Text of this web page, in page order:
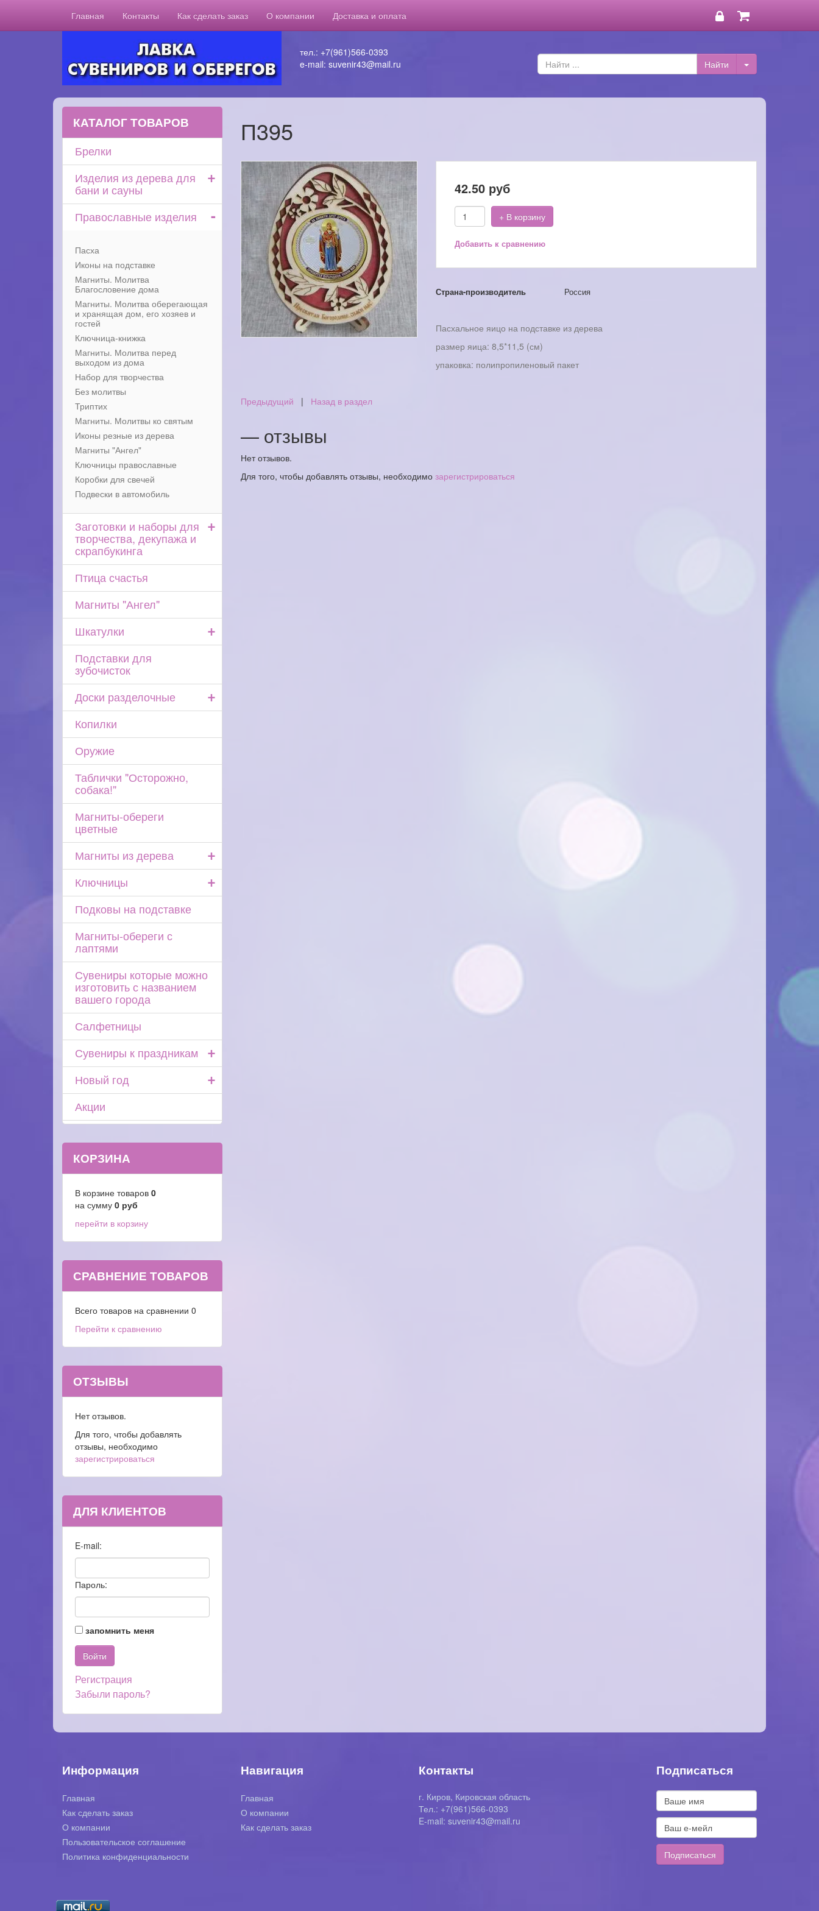
Главная Контакты Как сделать заказ О компании Доставка и оплата
тел.: +7(961)566-0393
e-mail: suvenir43@mail.ru
П395
42.50руб
+ В корзину
Добавить к сравнению
Страна-производитель Россия
Пасхальное яицо на подставке из дерева
размер яица: 8,5*11,5 (см)
упаковка: полипропиленовый пакет
Предыдущий | Назад в раздел
— отзывы
Нет отзывов.
Для того, чтобы добавлять отзывы, необходимо зарегистрироваться
КАТАЛОГ ТОВАРОВ
Брелки
+
Изделия из дерева для
бани и сауны
-
Православные изделия
Пасха
Иконы на подставке
Магниты. Молитва
Благословение дома
Магниты. Молитва оберегающая
и хранящая дом, его хозяев и
гостей
Ключница-книжка
Магниты. Молитва перед
выходом из дома
Набор для творчества
Без молитвы
Триптих
Магниты. Молитвы ко святым
Иконы резные из дерева
Магниты "Ангел"
Ключницы православные
Коробки для свечей
Подвески в автомобиль
+
Заготовки и наборы для
творчества, декупажа и
скрапбукинга
Птица счастья
Магниты "Ангел"
+
Шкатулки
Подставки для
зубочисток
+
Доски разделочные
Копилки
Оружие
Таблички "Осторожно,
собака!"
Магниты-обереги
цветные
+
Магниты из дерева
+
Ключницы
Подковы на подставке
Магниты-обереги с
лаптями
Сувениры которые можно
изготовить с названием
вашего города
Салфетницы
+
Сувениры к праздникам
+
Новый год
Акции
КОРЗИНА
В корзине товаров 0
на сумму 0 руб
перейти в корзину
СРАВНЕНИЕ ТОВАРОВ
Всего товаров на сравнении 0
Перейти к сравнению
ОТЗЫВЫ
Нет отзывов.
Для того, чтобы добавлять
отзывы, необходимо
зарегистрироваться
ДЛЯ КЛИЕНТОВ
E-mail:
Пароль:
запомнить меня
Регистрация
Забыли пароль?
Информация
Главная
Как сделать заказ
О компании
Пользовательское соглашение
Политика конфиденциальности
Навигация
Главная
О компании
Как сделать заказ
Контакты
г. Киров, Кировская область
Тел.: +7(961)566-0393
E-mail: suvenir43@mail.ru
Подписаться